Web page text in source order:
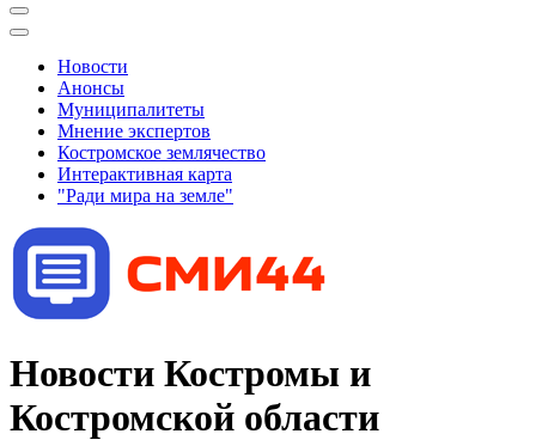
Новости
Анонсы
Муниципалитеты
Мнение экспертов
Костромское землячество
Интерактивная карта
"Ради мира на земле"
Новости Костромы и
Костромской области